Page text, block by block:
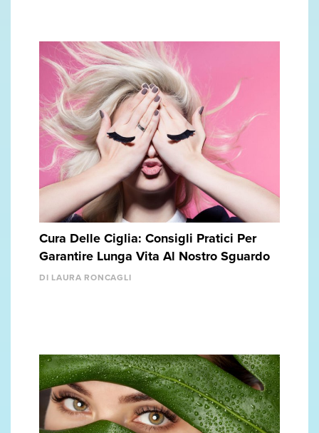
Cura Delle Ciglia: Consigli Pratici Per
Garantire Lunga Vita Al Nostro Sguardo
DI LAURA RONCAGLI